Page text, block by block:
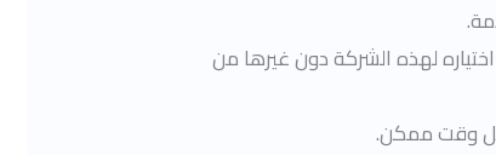
لهذه الشركة دون غيرها من
وقت ممكن.